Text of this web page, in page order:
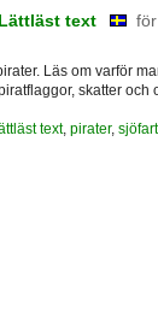
text
Läs om varför
skatter och
text, pirater, sjöfart